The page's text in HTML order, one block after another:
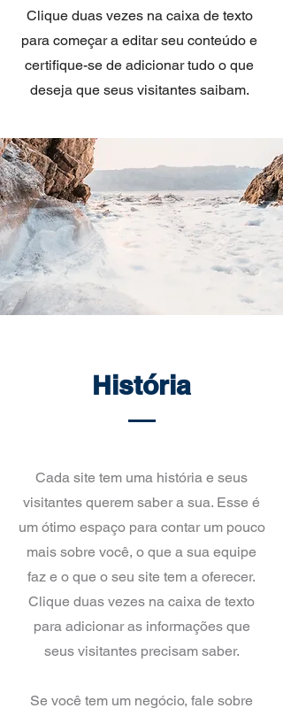
Clique duas vezes na caixa de texto
para começar a editar seu conteúdo e
certifique-se de adicionar tudo o que
deseja que seus visitantes saibam.
História
​Cada site tem uma história e seus
visitantes querem saber a sua. Esse é
um ótimo espaço para contar um pouco
mais sobre você, o que a sua equipe
faz e o que o seu site tem a oferecer.
Clique duas vezes na caixa de texto
para adicionar as informações que
seus visitantes precisam saber.
Se você tem um negócio, fale sobre